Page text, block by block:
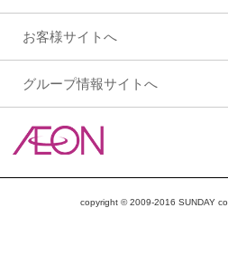
お客様サイトへ
グループ情報サイトへ
copyright © 2009-2016 SUNDAY